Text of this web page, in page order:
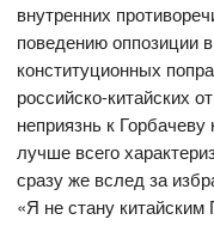
внутренних
поведению оппозиции
конституционных
российско-китайских
неприязнь к
лучше всего
сразу же вслед за
«Я не стану